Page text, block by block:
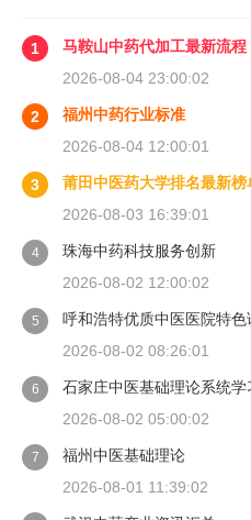
1
马鞍山中药代加工最新流程
2026-08-04 23:00:02
2
福州中药行业标准
2026-08-04 12:00:01
3
莆田中医药大学排名最新榜
2026-08-03 16:39:01
4
珠海中药科技服务创新
2026-08-02 12:00:02
5
呼和浩特优质中医医院特色
2026-08-02 08:26:01
6
石家庄中医基础理论系统学
2026-08-02 05:00:02
7
福州中医基础理论
2026-08-01 11:39:02